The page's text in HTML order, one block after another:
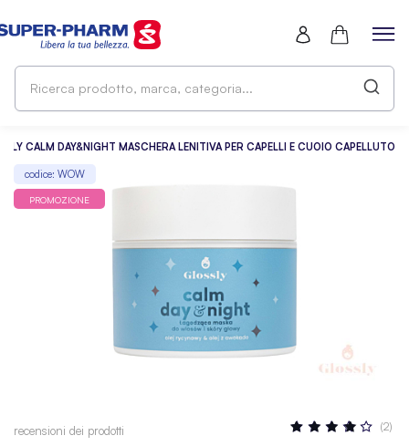
CALM DAY&NIGHT MASCHERA LENITIVA PER CAPELLI E CUOIO CAPELLUTO
codice: WOW
PROMOZIONE
Valutazione: (2)
recensioni dei prodotti